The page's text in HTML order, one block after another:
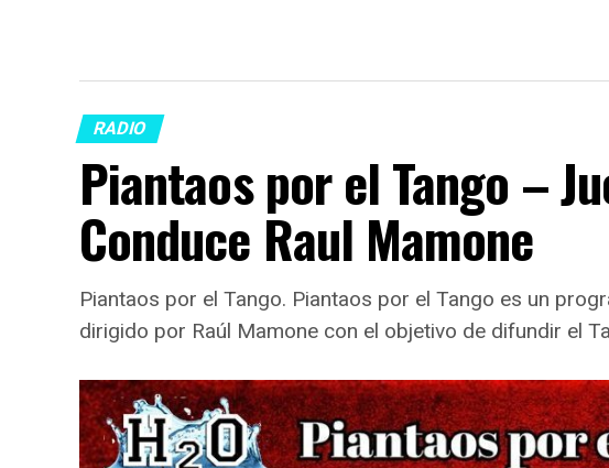
RADIO
Piantaos por el Tango –
Conduce Raul Mamone
Piantaos por el Tango. Piantaos por el Tango es un
dirigido por Raúl Mamone con el objetivo de difundir el